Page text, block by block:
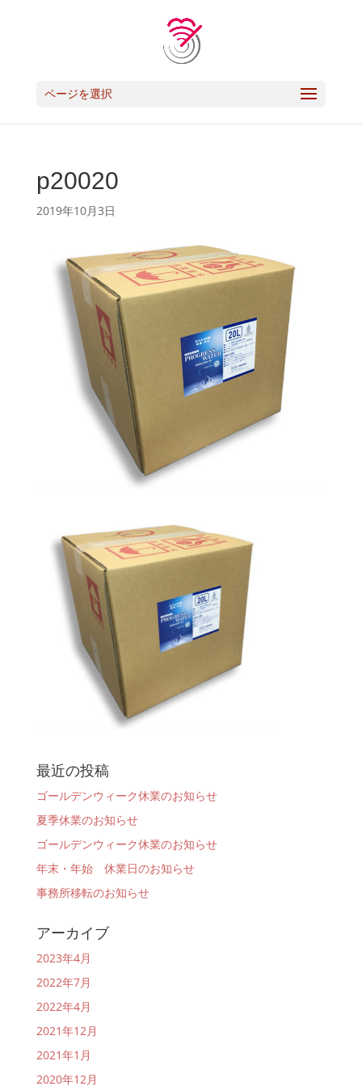
ページを選択
p20020
2019年10月3日
最近の投稿
ゴールデンウィーク休業のお知らせ
夏季休業のお知らせ
ゴールデンウィーク休業のお知らせ
年末・年始 休業日のお知らせ
事務所移転のお知らせ
アーカイブ
2023年4月
2022年7月
2022年4月
2021年12月
2021年1月
2020年12月